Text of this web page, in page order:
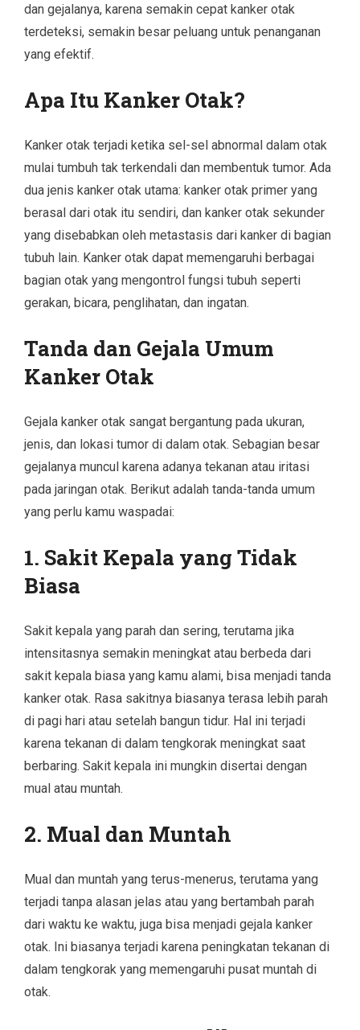
dan gejalanya, karena semakin cepat kanker otak
terdeteksi, semakin besar peluang untuk penanganan
yang efektif.
Apa Itu Kanker Otak?
Kanker otak terjadi ketika sel-sel abnormal dalam otak
mulai tumbuh tak terkendali dan membentuk tumor. Ada
dua jenis kanker otak utama: kanker otak primer yang
berasal dari otak itu sendiri, dan kanker otak sekunder
yang disebabkan oleh metastasis dari kanker di bagian
tubuh lain. Kanker otak dapat memengaruhi berbagai
bagian otak yang mengontrol fungsi tubuh seperti
gerakan, bicara, penglihatan, dan ingatan.
Tanda dan Gejala Umum
Kanker Otak
Gejala kanker otak sangat bergantung pada ukuran,
jenis, dan lokasi tumor di dalam otak. Sebagian besar
gejalanya muncul karena adanya tekanan atau iritasi
pada jaringan otak. Berikut adalah tanda-tanda umum
yang perlu kamu waspadai:
1. Sakit Kepala yang Tidak
Biasa
Sakit kepala yang parah dan sering, terutama jika
intensitasnya semakin meningkat atau berbeda dari
sakit kepala biasa yang kamu alami, bisa menjadi tanda
kanker otak. Rasa sakitnya biasanya terasa lebih parah
di pagi hari atau setelah bangun tidur. Hal ini terjadi
karena tekanan di dalam tengkorak meningkat saat
berbaring. Sakit kepala ini mungkin disertai dengan
mual atau muntah.
2. Mual dan Muntah
Mual dan muntah yang terus-menerus, terutama yang
terjadi tanpa alasan jelas atau yang bertambah parah
dari waktu ke waktu, juga bisa menjadi gejala kanker
otak. Ini biasanya terjadi karena peningkatan tekanan di
dalam tengkorak yang memengaruhi pusat muntah di
otak.